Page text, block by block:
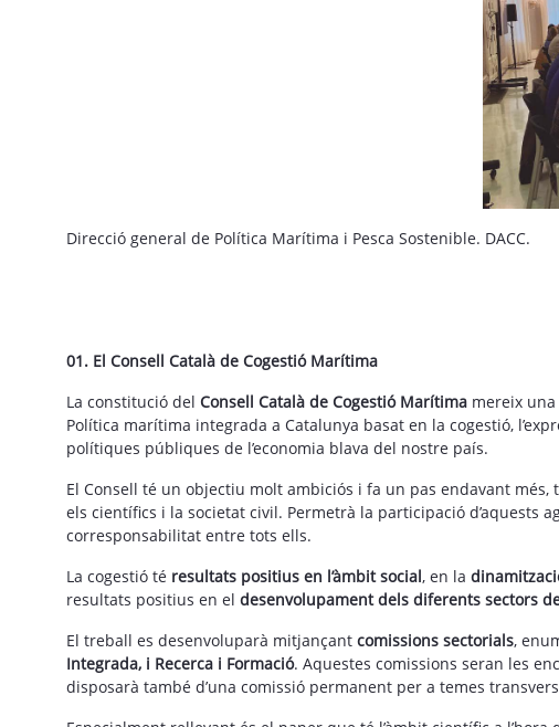
Direcció general de Política Marítima i Pesca Sostenible. DACC.
01. El Consell Català de Cogestió Marítima
La constitució del Consell Català de Cogestió Marítima mereix
Política marítima integrada a Catalunya basat en la cogestió,
polítiques públiques de l’economia blava del nostre país.
El Consell té un objectiu molt ambiciós i fa un pas endavant
els científics i la societat civil. Permetrà la participació d’aquests
corresponsabilitat entre tots ells.
La cogestió té resultats positius en l’àmbit social, en la
resultats positius en el desenvolupament dels diferents sectors
El treball es desenvoluparà mitjançant comissions sectorials,
Integrada, i Recerca i Formació. Aquestes comissions seran les
disposarà també d’una comissió permanent per a temes